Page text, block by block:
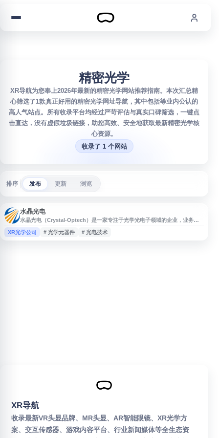
精密光学
XR导航为您奉上2026年最新的精密光学网站推荐指南。本次汇总精
心筛选了1款真正好用的精密光学网址导航，其中包括等业内公认的
高人气站点。所有收录平台均经过严苛评估与真实口碑筛选，一键点
击直达，没有虚假垃圾链接，助您高效、安全地获取最新精密光学核
心资源。
收录了 1 个网站
排序 发布 更新 浏览
水晶光电
水晶光电（Crystal-Optech）是一家专注于光学光电子领域的企业，业务涵
盖精密光学元器件、薄膜光学产品及相关光电解决方案，产品应用于消费电
子、智能终端、汽车电子等场景。网站提供公司介绍、产品与技术信息、新闻
XR光学公司 # 光学元器件 # 光电技术
XR导航
收录最新VR头显品牌、MR头显、AR智能眼镜、XR光学方
案、交互传感器、游戏内容平台、行业新闻媒体等全生态资